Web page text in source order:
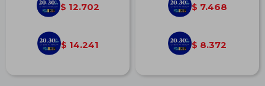
$ 12.702
$ 14.241
$ 7.468
$ 8.372